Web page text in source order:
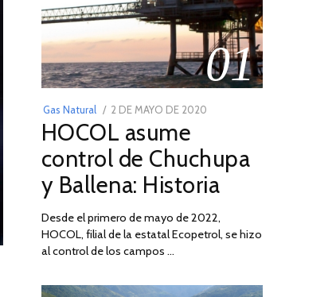
01
Gas Natural
POSTED
ON
2 DE MAYO DE 2020
DE
2026
HOCOL asume
control de Chuchupa
y Ballena: Historia
Desde el primero de mayo de 2022,
HOCOL, filial de la estatal Ecopetrol, se hizo
al control de los campos …